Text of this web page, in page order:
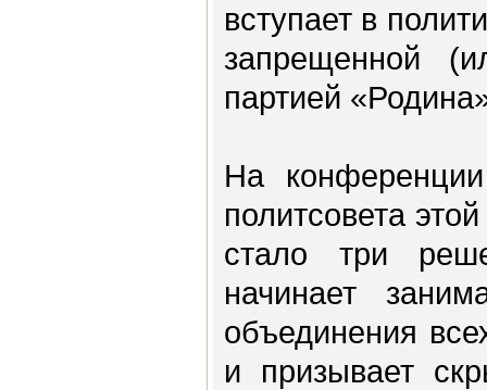
вступает в
запрещенной
партией
На
политсовета
стало три
начинает
объединения
и призывает